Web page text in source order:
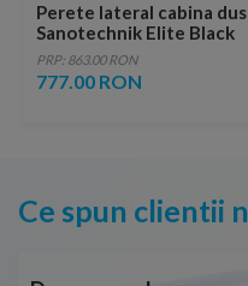
Perete lateral cabina dus
Sanotechnik Elite Black
90 x H195 cm
PRP: 863.00 RON
777.00 RON
Ce spun clientii